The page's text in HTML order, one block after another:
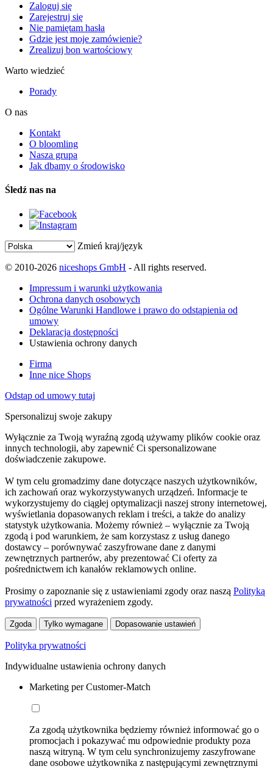
Zaloguj się
Zarejestruj się
Nie pamiętam hasła
Gdzie jest moje zamówienie?
Zrealizuj bon wartościowy
Warto wiedzieć
Porady
O nas
Kontakt
O bloomling
Nasza grupa
Jak dbamy o środowisko
Śledź nas na
Zmień kraj/język
© 2010-2026 niceshops GmbH - All rights reserved.
Impressum i warunki użytkowania
Ochrona danych osobowych
Ogólne Warunki Handlowe i prawo do odstąpienia od
umowy
Deklaracja dostępności
Ustawienia ochrony danych
Firma
Inne nice Shops
Odstąp od umowy tutaj
Spersonalizuj swoje zakupy
Wyłącznie za Twoją wyraźną zgodą używamy plików cookie oraz
innych technologii, aby zapewnić Ci spersonalizowane
doświadczenie zakupowe.
W tym celu gromadzimy dane dotyczące naszych użytkowników,
ich zachowań oraz wykorzystywanych urządzeń. Informacje te
wykorzystujemy do ciągłej optymalizacji naszej strony internetowej,
wyświetlania dopasowanych reklam i treści, a także do analizy
statystyk użytkowania. Możemy również – wyłącznie za Twoją
zgodą i pod warunkiem, że sam korzystasz z usług danego
dostawcy – porównywać zaszyfrowane dane z danymi
zewnętrznych partnerów, aby prezentować Ci oferty za
pośrednictwem ich kanałów reklamowych online.
Prosimy o zapoznanie się z ustawieniami zgody oraz naszą Polityką
prywatności przed wyrażeniem zgody.
Zgoda Tylko wymagane Dopasowanie ustawień
Polityka prywatności
Indywidualne ustawienia ochrony danych
Marketing per Customer-Match
Za zgodą użytkownika będziemy również informować go o
promocjach i pokazywać mu odpowiednie produkty poza
naszą witryną. W tym celu synchronizujemy zaszyfrowane
dane osobowe użytkownika z następującymi zewnętrznymi